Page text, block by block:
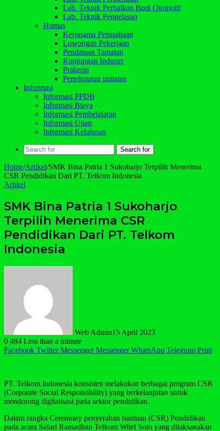
Lab. Teknik Perbaikan Bodi Otomotif
Lab. Teknik Pengelasan
Humas
Kerjasama Perusahaan
Lowongan Pekerjaan
Pendataan Tamatan
Kunjungan Industri
Prakerin
Penelusuran tamatan
Informasi
Informasi PPDB
Informasi Biaya
Informasi Pembelajaran
Informasi Ujian
Informasi Kelulusan
Search for
Home/Artikel/SMK Bina Patria 1 Sukoharjo Terpilih Menerima
CSR Pendidikan Dari PT. Telkom Indonesia
Artikel
SMK Bina Patria 1 Sukoharjo
Terpilih Menerima CSR
Pendidikan Dari PT. Telkom
Indonesia
Web Admin15 April 2023
0 484 Less than a minute
Facebook Twitter Messenger Messenger WhatsApp Telegram Print
PT. Telkom Indonesia konsisten melakukan berbagai program CSR
(Corporate Social Responsibility) yang berkelanjutan untuk
mendorong digitalisasi pada sektor pendidikan.
Dalam rangka Ceremony penyerahan bantuan (CSR) Pendidikan
pada acara Safari Ramadhan Telkom Witel Solo yang dilaksanakan